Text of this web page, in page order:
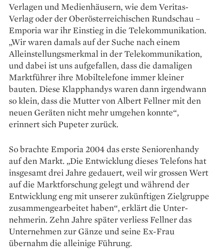
Ver­lagen und Medienhäusern, wie dem Veritas-
Verlag oder der Oberösterreichischen Rundschau –
Emporia war ihr Einstieg in die Tele­kommunikation.
„Wir waren damals auf der Suche nach einem
Alleinstellungsmerkmal in der Telekommunikation,
und dabei ist uns auf­gefallen, dass die damaligen
Marktführer ihre Mobiltelefone immer kleiner
bauten. Diese Klapp­handys waren dann irgendwann
so klein, dass die Mutter von Albert Fellner mit den
neuen Geräten nicht mehr umgehen konnte“,
erinnert sich Pupeter zurück.
So brachte Emporia 2004 das erste Senioren­handy
auf den Markt. „Die Entwicklung dieses Telefons hat
insgesamt drei Jahre ge­dauert, weil wir grossen Wert
auf die Markt­forschung gelegt und während der
Entwicklung eng mit unserer zukünftigen Zielgruppe
zu­sammengearbeitet haben“, erklärt die Unter­
nehmerin. Zehn Jahre später verliess Fellner das
Unternehmen zur Gänze und seine Ex-Frau
übernahm die alleinige Führung.